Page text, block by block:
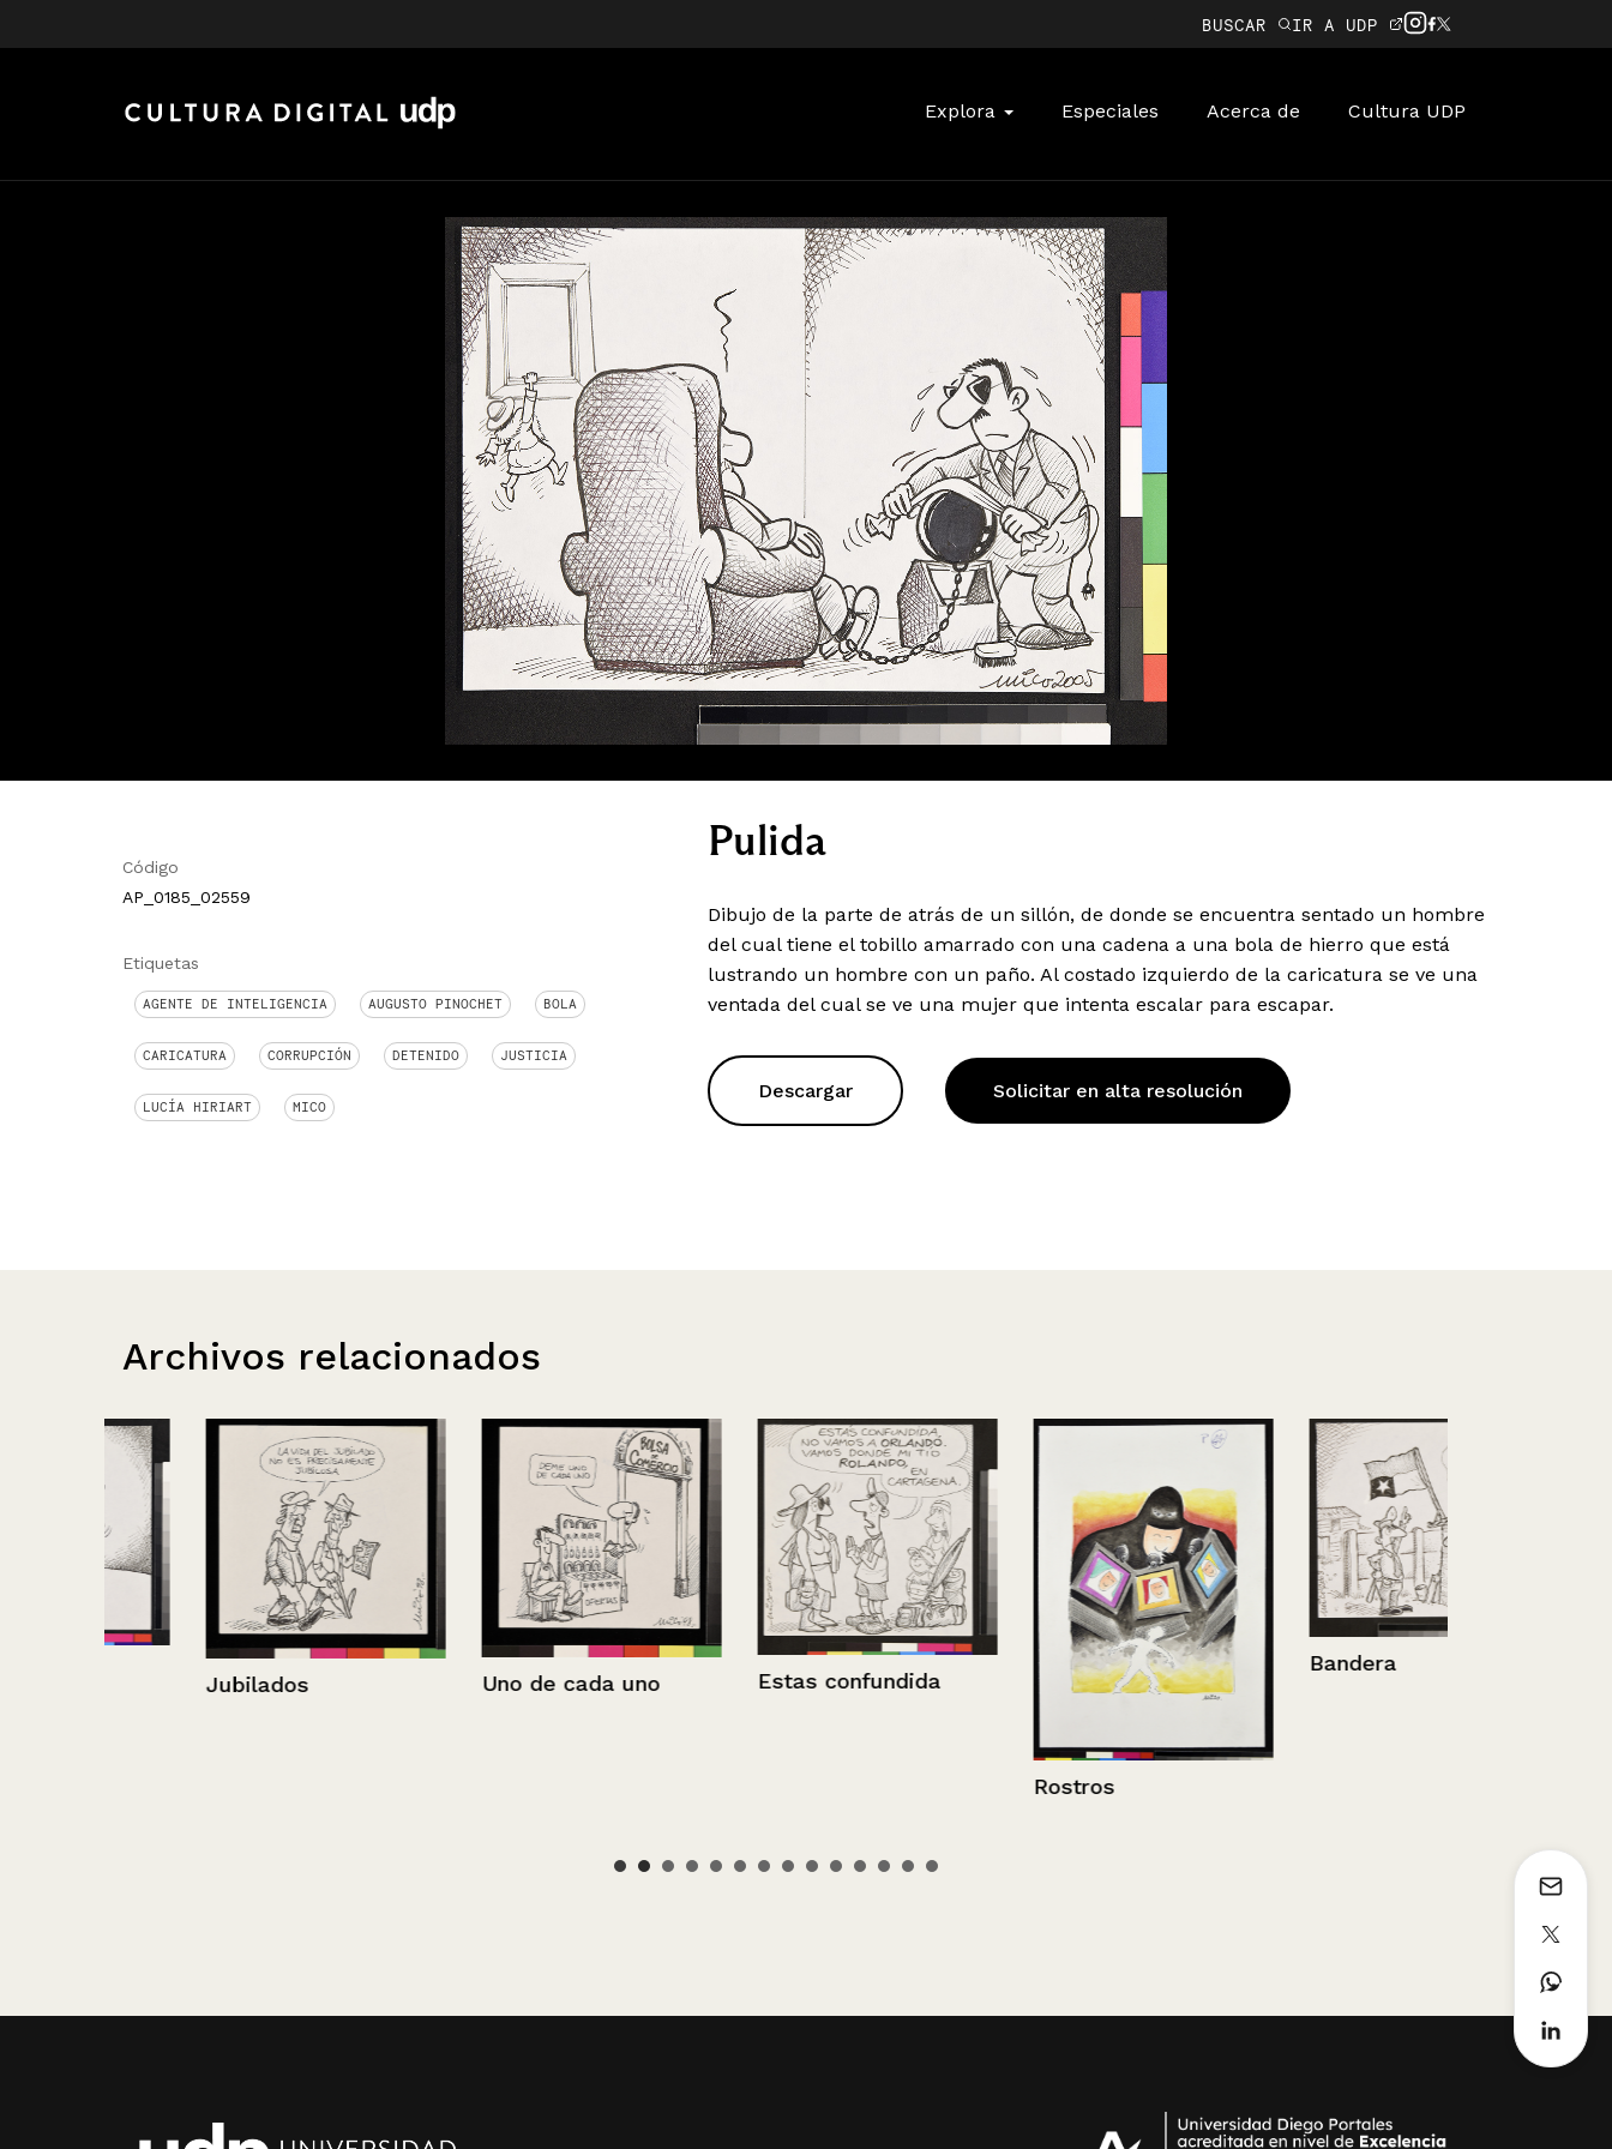
BUSCAR IR A UDP
Explora Especiales Acerca de Cultura UDP
Código
AP_0185_02559
Etiquetas
AGENTE DE INTELIGENCIA AUGUSTO PINOCHET BOLA
CARICATURA CORRUPCIÓN DETENIDO JUSTICIA
LUCÍA HIRIART MICO
Pulida
Dibujo de la parte de atrás de un sillón, de donde se encuentra sentado un hombre
del cual tiene el tobillo amarrado con una cadena a una bola de hierro que está
lustrando un hombre con un paño. Al costado izquierdo de la caricatura se ve una
ventada del cual se ve una mujer que intenta escalar para escapar.
Descargar Solicitar en alta resolución
Archivos relacionados
Jubilados Uno de cada uno Estas confundida
Bandera